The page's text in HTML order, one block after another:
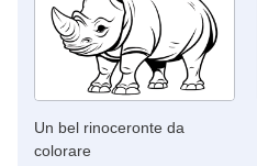
Un bel rinoceronte da
colorare